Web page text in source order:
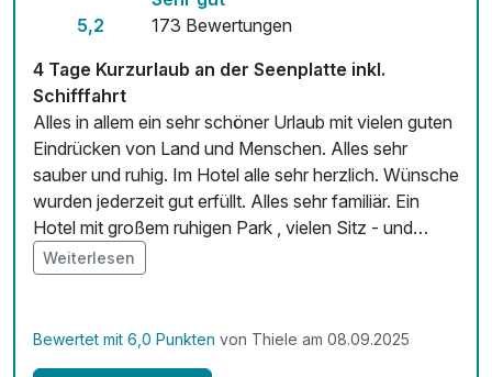
5,2
173 Bewertungen
4 Tage Kurzurlaub an der Seenplatte inkl.
Schifffahrt
Alles in allem ein sehr schöner Urlaub mit vielen guten
Eindrücken von Land und Menschen. Alles sehr
sauber und ruhig. Im Hotel alle sehr herzlich. Wünsche
wurden jederzeit gut erfüllt. Alles sehr familiär. Ein
Hotel mit großem ruhigen Park , vielen Sitz - und
Liegemöglichkeien ,eine Grillterasse. Auf Wunsch wird
gegrillt, gutes Fleisch, leckere Würste mit leckeren
werden darf natürlich nicht das Gute und reichhaltige
Weiterlesen
Bewertet mit 6,0 Punkten von Thiele am 08.09.2025